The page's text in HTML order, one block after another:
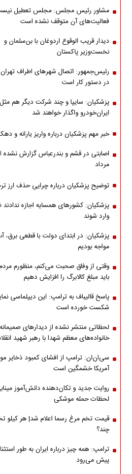
مشاور رئیس مجلس: مجلس تعطیل
فعالیت‌های آن متوقف نشده است
دیدار قریب الوقوع اردوغان با بن‌سلمان و
نخست‌وزیر پاکستان
رئیس‌جمهور: اتصال شهرهای اطراف تهران
در دستور کار است
پزشکیان: سایپا و چند شرکت دیگر هم مثل
ایران‌خودرو واگذار خواهند شد
خبر مهم پزشکیان درباره واریز یارانه و
مرداد
توضیح پزشکیان درباره چرایی حذف ارز
پزشکیان: کشورهای همسایه اجازه ندادند
وارد شوند
پزشکیان: در ابتدای دولت با قطعی برق،
مواجه بودیم
وقتی از وفاق صحبت می‌کنم، منظورم
باید مبلغ کالابرگ را افزایش دهیم
پاسخ قالیباف به ترامپ: این دیپلماسی
شکست خورده است
لحظاتی منتشر نشده از دیدارهای صمیمانه
خانواده‌های معظم شهدا با رهبر شهید
سی‌ان‌ان: ترامپ از افشای کمبود ذخایر
آمریکا خشمگین است
روایت جدید و تکان‌دهنده دانش‌آموز
لحظات حمله موشکی
قیمت تخم مرغ رسما اعلام شد| هر کیلو
چند؟
ترامپ: همه چیز درباره ایران به طور
پیش می‌رود